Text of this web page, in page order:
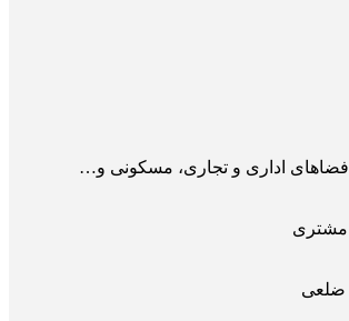
فضاهای اداری و تجاری، مسکونی و…